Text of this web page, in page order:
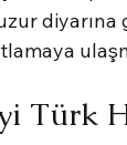
diyarına
Türk